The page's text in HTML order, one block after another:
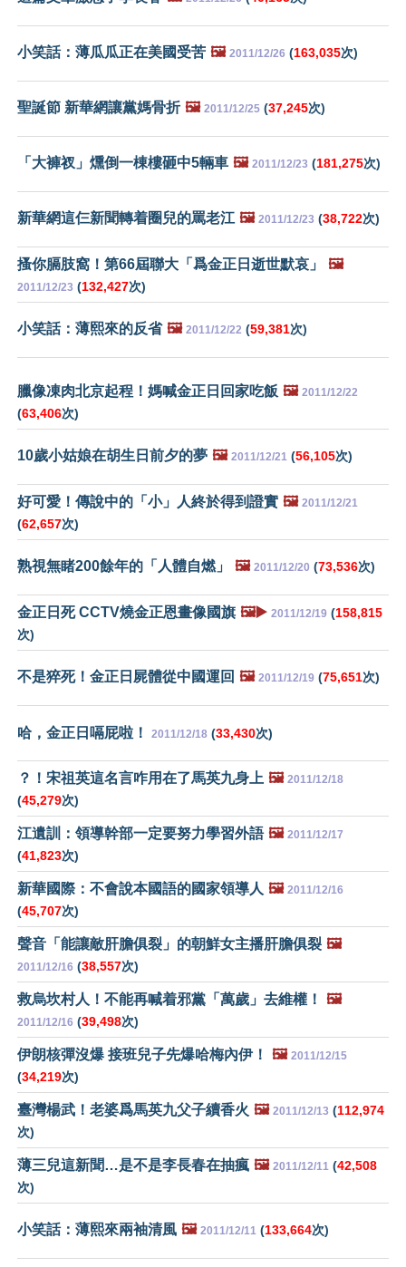
小笑話：薄瓜瓜正在美國受苦 🖼️ 2011/12/26 (163,035次)
聖誕節 新華網讓黨媽骨折 🖼️ 2011/12/25 (37,245次)
「大褲衩」燻倒一棟樓砸中5輛車 🖼️ 2011/12/23 (181,275次)
新華網這仨新聞轉着圈兒的罵老江 🖼️ 2011/12/23 (38,722次)
搔你膈肢窩！第66屆聯大「爲金正日逝世默哀」 🖼️
2011/12/23 (132,427次)
小笑話：薄熙來的反省 🖼️ 2011/12/22 (59,381次)
臘像凍肉北京起程！媽喊金正日回家吃飯 🖼️ 2011/12/22
(63,406次)
10歲小姑娘在胡生日前夕的夢 🖼️ 2011/12/21 (56,105次)
好可愛！傳說中的「小」人終於得到證實 🖼️ 2011/12/21
(62,657次)
熟視無睹200餘年的「人體自燃」 🖼️ 2011/12/20 (73,536次)
金正日死 CCTV燒金正恩畫像國旗 🖼️▶️ 2011/12/19 (158,815
次)
不是猝死！金正日屍體從中國運回 🖼️ 2011/12/19 (75,651次)
哈，金正日嗝屁啦！ 2011/12/18 (33,430次)
？！宋祖英這名言咋用在了馬英九身上 🖼️ 2011/12/18
(45,279次)
江遺訓：領導幹部一定要努力學習外語 🖼️ 2011/12/17
(41,823次)
新華國際：不會說本國語的國家領導人 🖼️ 2011/12/16
(45,707次)
聲音「能讓敵肝膽俱裂」的朝鮮女主播肝膽俱裂 🖼️
2011/12/16 (38,557次)
救烏坎村人！不能再喊着邪黨「萬歲」去維權！ 🖼️
2011/12/16 (39,498次)
伊朗核彈沒爆 接班兒子先爆哈梅內伊！ 🖼️ 2011/12/15
(34,219次)
臺灣楊武！老婆爲馬英九父子續香火 🖼️ 2011/12/13 (112,974
次)
薄三兒這新聞…是不是李長春在抽瘋 🖼️ 2011/12/11 (42,508
次)
小笑話：薄熙來兩袖清風 🖼️ 2011/12/11 (133,664次)